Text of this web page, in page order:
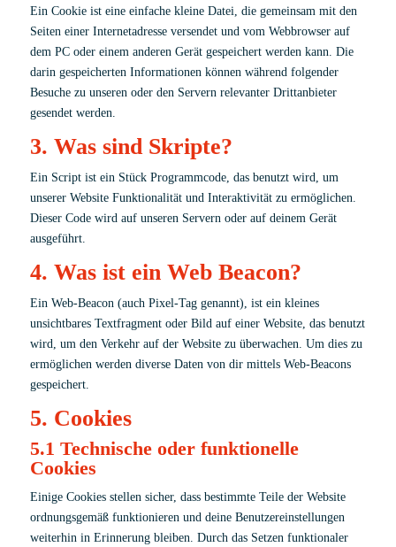
Ein Cookie ist eine einfache kleine Datei, die gemeinsam mit den
Seiten einer Internetadresse versendet und vom Webbrowser auf
dem PC oder einem anderen Gerät gespeichert werden kann. Die
darin gespeicherten Informationen können während folgender
Besuche zu unseren oder den Servern relevanter Drittanbieter
gesendet werden.
3. Was sind Skripte?
Ein Script ist ein Stück Programmcode, das benutzt wird, um
unserer Website Funktionalität und Interaktivität zu ermöglichen.
Dieser Code wird auf unseren Servern oder auf deinem Gerät
ausgeführt.
4. Was ist ein Web Beacon?
Ein Web-Beacon (auch Pixel-Tag genannt), ist ein kleines
unsichtbares Textfragment oder Bild auf einer Website, das benutzt
wird, um den Verkehr auf der Website zu überwachen. Um dies zu
ermöglichen werden diverse Daten von dir mittels Web-Beacons
gespeichert.
5. Cookies
5.1 Technische oder funktionelle
Cookies
Einige Cookies stellen sicher, dass bestimmte Teile der Website
ordnungsgemäß funktionieren und deine Benutzereinstellungen
weiterhin in Erinnerung bleiben. Durch das Setzen funktionaler